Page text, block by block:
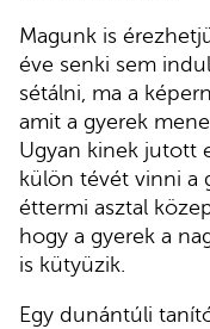
Magunk is
éve senki sem
sétálni, ma a
amit a gyerek
Ugyan kinek jutott
külön tévét vinni a
éttermi asztal
hogy a gyerek a
is kütyüzik.
Egy dunántúli